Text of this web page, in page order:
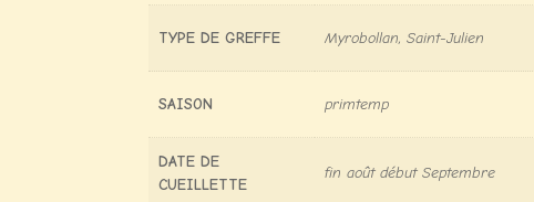
TYPE DE GREFFE Myrobollan, Saint-Julien
SAISON primtemp
DATE DE
CUEILLETTE
fin août début Septembre